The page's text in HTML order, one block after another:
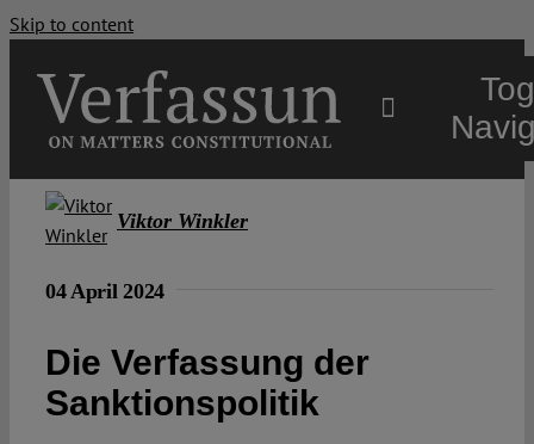
Skip to content
Projects
Viktor Winkler
04 April 2024
Die Verfassung der
Sanktionspolitik